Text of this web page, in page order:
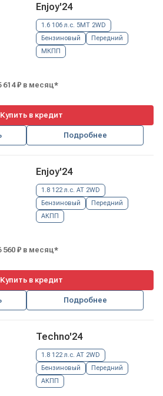
Enjoy'24
1.6 106 л.с. 5MT 2WD
Бензиновый
Передний
МКПП
614 ₽ в месяц*
Купить в кредит
Подробнее
Enjoy'24
1.8 122 л.с. AT 2WD
Бензиновый
Передний
АКПП
560 ₽ в месяц*
Купить в кредит
Подробнее
Techno'24
1.8 122 л.с. AT 2WD
Бензиновый
Передний
АКПП